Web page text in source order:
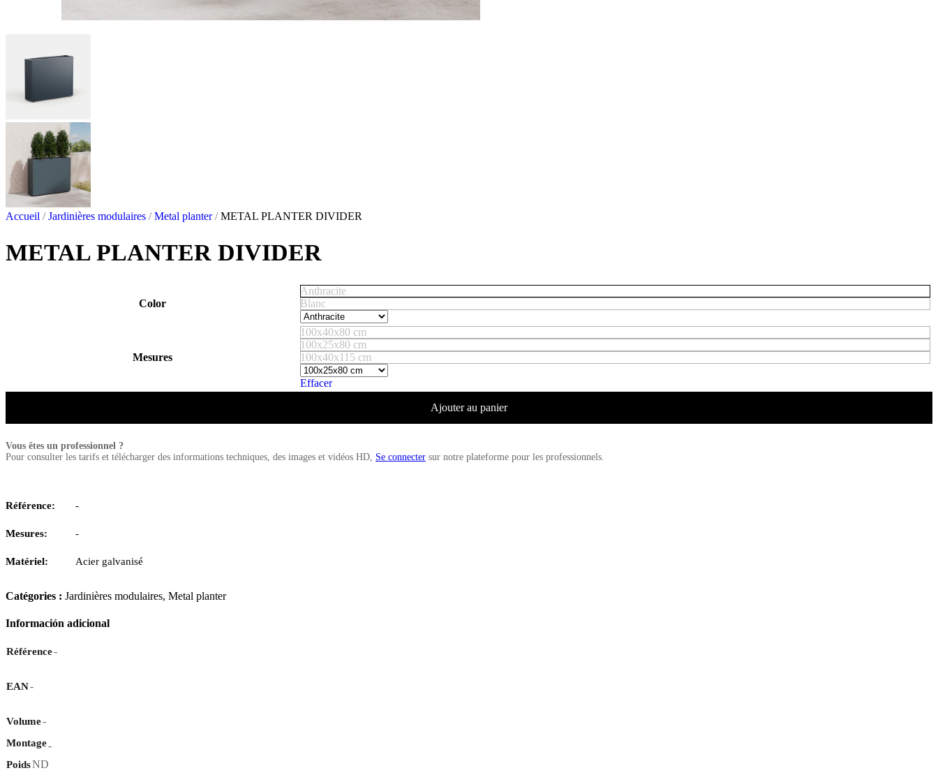
Accueil / Jardinières modulaires / Metal planter/ METAL PLANTER DIVIDER
METAL PLANTER DIVIDER
Color
Anthracite
Blanc
Mesures
100x40x80 cm
100x25x80 cm
100x40x115 cm
Effacer
Ajouter au panier
Vous êtes un professionnel ?
Pour consulter les tarifs et télécharger des informations techniques, des images et vidéos HD, Se connecter sur notre plateforme pour les professionnels.
Référence: -
Mesures: -
Matériel: Acier galvanisé
Catégories : Jardinières modulaires, Metal planter
Información adicional
Référence-
EAN-
Volume-
Montage-
PoidsND